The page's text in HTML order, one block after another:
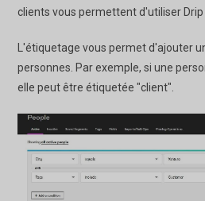
clients vous permettent d'utiliser Drip
L'étiquetage vous permet d'ajouter
personnes. Par exemple, si une
elle peut être étiquetée "client".